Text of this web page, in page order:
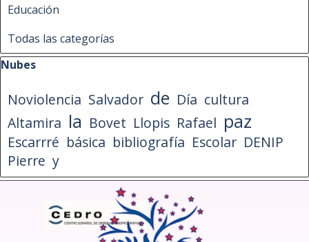
Educación
Todas las categorías
Saltar el bloque Nubes
Nubes
Noviolencia Salvador de Día cultura
Altamira la Bovet Llopis Rafael paz
Escarrré básica bibliografía Escolar DENIP
Pierre y